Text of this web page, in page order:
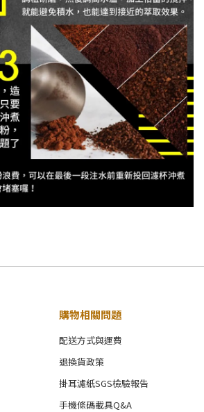
購物相關問題
配送方式與運費
退換貨政策
掛耳濾紙SGS檢驗報告
手機條碼載具Q&A